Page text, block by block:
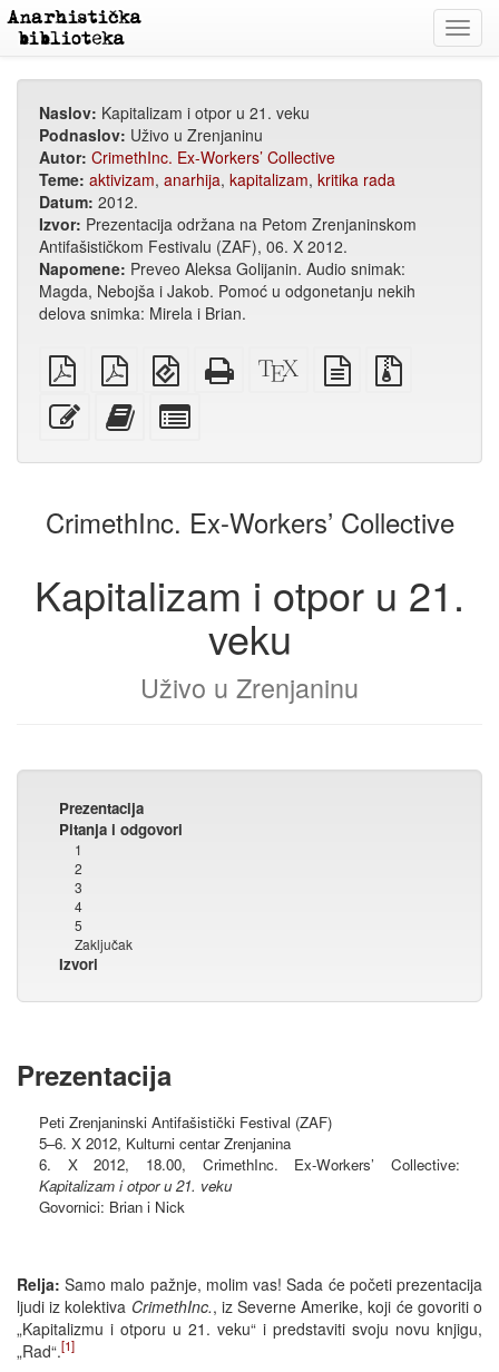
Naslov: Kapitalizam i otpor u 21. veku
Podnaslov: Uživo u Zrenjaninu
Autor: CrimethInc. Ex-Workers’ Collective
Teme: aktivizam, anarhija, kapitalizam, kritika rada
Datum: 2012.
Izvor: Prezentacija održana na Petom Zrenjaninskom
Antifašističkom Festivalu (ZAF), 06. X 2012.
Napomene: Preveo Aleksa Golijanin. Audio snimak:
Magda, Nebojša i Jakob. Pomoć u odgonetanju nekih
delova snimka: Mirela i Brian.
običan
PDF
A4
PDF
štampanje
EPUB
(za
mobilne
uređaje)
Potpuni
HTML
XeLaTex
izvor
izvor
Uredi
ovaj
Dodaj
ovaj
zbirci
za
CrimethInc. Ex-Workers’ Collective
Kapitalizam i otpor u 21.
veku
Uživo u Zrenjaninu
Prezentacija
Pitanja i odgovori
1
2
3
4
5
Zaključak
Izvori
Prezentacija
Peti Zrenjaninski Antifašistički Festival (ZAF)
5–6. X 2012, Kulturni centar Zrenjanina
6. X 2012, 18.00, CrimethInc. Ex-Workers’ Collective:
Kapitalizam i otpor u 21. veku
Govornici: Brian i Nick
Relja: Samo malo pažnje, molim vas! Sada će početi prezentacija
ljudi iz kolektiva CrimethInc., iz Severne Amerike, koji će govoriti o
„Kapitalizmu i otporu u 21. veku“ i predstaviti svoju novu knjigu,
„Rad“.[1]